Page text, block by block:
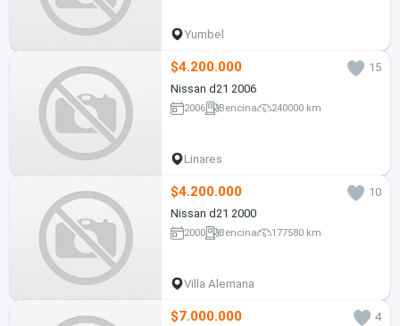
Yumbel
$4.200.000
15
Nissan d21 2006
2006 Bencina 240000 km
Linares
$4.200.000
10
Nissan d21 2000
2000 Bencina 177580 km
Villa Alemana
$7.000.000
4